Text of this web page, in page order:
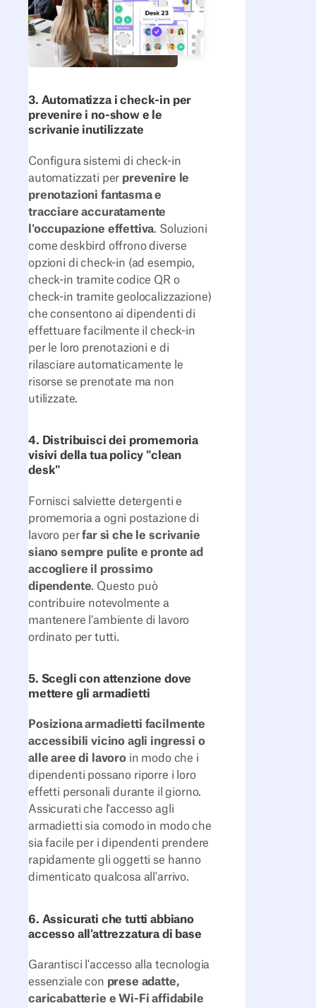
3. Automatizza i check-in per
prevenire i no-show e le
scrivanie inutilizzate
Configura sistemi di check-in
automatizzati per prevenire le
prenotazioni fantasma e
tracciare accuratamente
l'occupazione effettiva. Soluzioni
come deskbird offrono diverse
opzioni di check-in (ad esempio,
check-in tramite codice QR o
check-in tramite geolocalizzazione)
che consentono ai dipendenti di
effettuare facilmente il check-in
per le loro prenotazioni e di
rilasciare automaticamente le
risorse se prenotate ma non
utilizzate.
4. Distribuisci dei promemoria
visivi della tua policy "clean
desk"
Fornisci salviette detergenti e
promemoria a ogni postazione di
lavoro perfar sì che le scrivanie
siano sempre pulite e pronte ad
accogliere il prossimo
dipendente. Questo può
contribuire notevolmente a
mantenere l'ambiente di lavoro
ordinato per tutti.
5. Scegli con attenzione dove
mettere gli armadietti
Posiziona armadietti facilmente
accessibili vicino agli ingressi o
alle aree di lavoro in modo che i
dipendenti possano riporre i loro
effetti personali durante il giorno.
Assicurati che l'accesso agli
armadietti sia comodo in modo che
sia facile per i dipendenti prendere
rapidamente gli oggetti se hanno
dimenticato qualcosa all'arrivo.
6. Assicurati che tutti abbiano
accesso all'attrezzatura di base
Garantisci l'accesso alla tecnologia
essenziale con prese adatte,
caricabatterie e Wi-Fi affidabile